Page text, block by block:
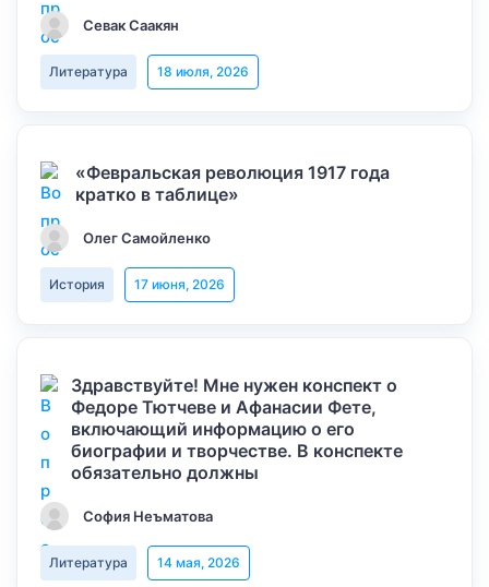
Севак Саакян
Литература 18 июля, 2026
«Февральская революция 1917 года
кратко в таблице»
Олег Самойленко
История 17 июня, 2026
Здравствуйте! Мне нужен конспект о
Федоре Тютчеве и Афанасии Фете,
включающий информацию о его
биографии и творчестве. В конспекте
обязательно должны
София Неъматова
Литература 14 мая, 2026